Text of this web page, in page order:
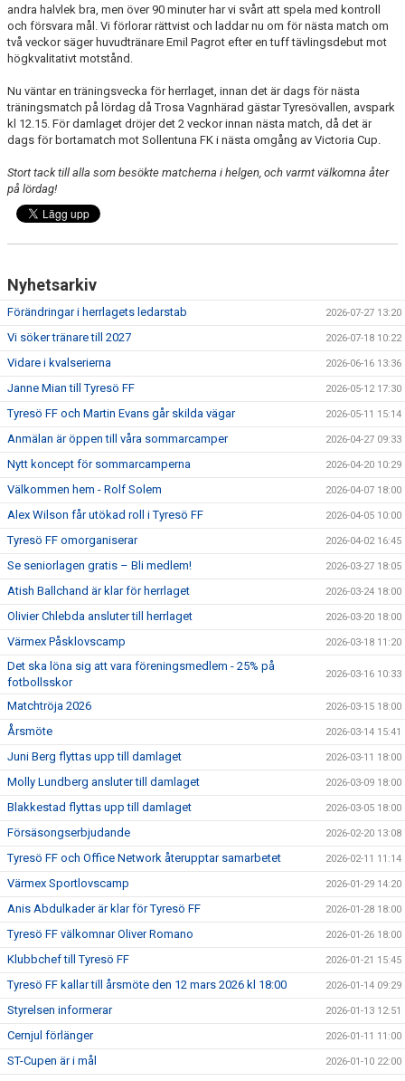
andra halvlek bra, men över 90 minuter har vi svårt att spela med kontroll
och försvara mål. Vi förlorar rättvist och laddar nu om för nästa match om
två veckor säger huvudtränare Emil Pagrot efter en tuff tävlingsdebut mot
högkvalitativt motstånd.
Nu väntar en träningsvecka för herrlaget, innan det är dags för nästa
träningsmatch på lördag då Trosa Vagnhärad gästar Tyresövallen, avspark
kl 12.15. För damlaget dröjer det 2 veckor innan nästa match, då det är
dags för bortamatch mot Sollentuna FK i nästa omgång av Victoria Cup.
Stort tack till alla som besökte matcherna i helgen, och varmt välkomna åter
på lördag!
Nyhetsarkiv
Förändringar i herrlagets ledarstab 2026-07-27 13:20
Vi söker tränare till 2027 2026-07-18 10:22
Vidare i kvalserierna 2026-06-16 13:36
Janne Mian till Tyresö FF 2026-05-12 17:30
Tyresö FF och Martin Evans går skilda vägar 2026-05-11 15:14
Anmälan är öppen till våra sommarcamper 2026-04-27 09:33
Nytt koncept för sommarcamperna 2026-04-20 10:29
Välkommen hem - Rolf Solem 2026-04-07 18:00
Alex Wilson får utökad roll i Tyresö FF 2026-04-05 10:00
Tyresö FF omorganiserar 2026-04-02 16:45
Se seniorlagen gratis – Bli medlem! 2026-03-27 18:05
Atish Ballchand är klar för herrlaget 2026-03-24 18:00
Olivier Chlebda ansluter till herrlaget 2026-03-20 18:00
Värmex Påsklovscamp 2026-03-18 11:20
Det ska löna sig att vara föreningsmedlem - 25% på
fotbollsskor
2026-03-16 10:33
Matchtröja 2026 2026-03-15 18:00
Årsmöte 2026-03-14 15:41
Juni Berg flyttas upp till damlaget 2026-03-11 18:00
Molly Lundberg ansluter till damlaget 2026-03-09 18:00
Blakkestad flyttas upp till damlaget 2026-03-05 18:00
Försäsongserbjudande 2026-02-20 13:08
Tyresö FF och Office Network återupptar samarbetet 2026-02-11 11:14
Värmex Sportlovscamp 2026-01-29 14:20
Anis Abdulkader är klar för Tyresö FF 2026-01-28 18:00
Tyresö FF välkomnar Oliver Romano 2026-01-26 18:00
Klubbchef till Tyresö FF 2026-01-21 15:45
Tyresö FF kallar till årsmöte den 12 mars 2026 kl 18:00 2026-01-14 09:29
Styrelsen informerar 2026-01-13 12:51
Cernjul förlänger 2026-01-11 11:00
ST-Cupen är i mål 2026-01-10 22:00